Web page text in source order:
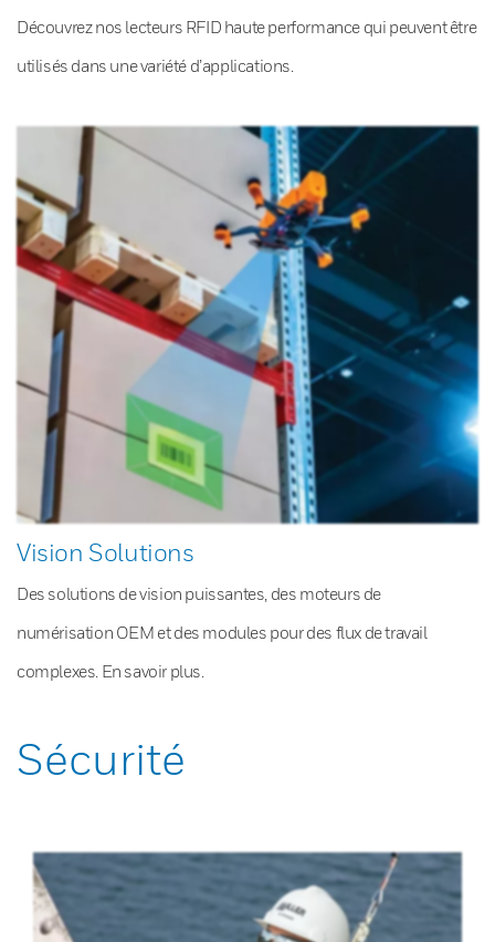
Découvrez nos lecteurs RFID haute performance qui peuvent être
utilisés dans une variété d’applications.
Vision Solutions
Des solutions de vision puissantes, des moteurs de
numérisation OEM et des modules pour des flux de travail
complexes. En savoir plus.
Sécurité